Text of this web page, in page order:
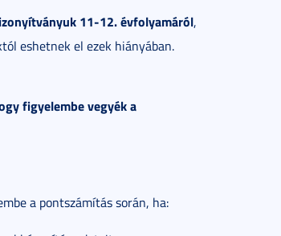
11-12. évfolyamáról,
eshetnek el ezek hiányában.
figyelembe vegyék a
a pontszámítás során, ha: